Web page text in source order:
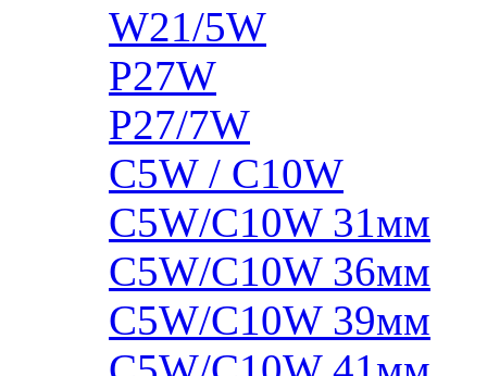
W21/5W
P27W
P27/7W
C5W / C10W
C5W/C10W 31мм
C5W/C10W 36мм
C5W/C10W 39мм